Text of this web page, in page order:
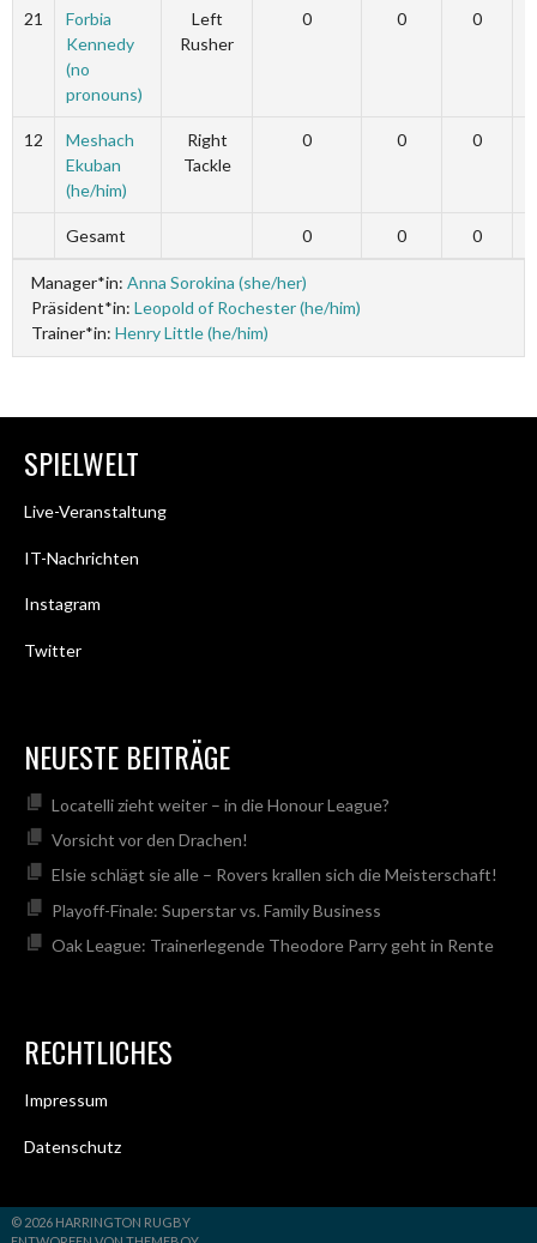
21
Forbia
Kennedy
(no
pronouns)
Left
Rusher
0 0 0
12
Meshach
Ekuban
(he/him)
Right
Tackle
0 0 0
Gesamt 0 0 0
Manager*in: Anna Sorokina (she/her)
Präsident*in: Leopold of Rochester (he/him)
Trainer*in: Henry Little (he/him)
SPIELWELT
Live-Veranstaltung
IT-Nachrichten
Instagram
Twitter
NEUESTE BEITRÄGE
Locatelli zieht weiter – in die Honour League?
Vorsicht vor den Drachen!
Elsie schlägt sie alle – Rovers krallen sich die Meisterschaft!
Playoff-Finale: Superstar vs. Family Business
Oak League: Trainerlegende Theodore Parry geht in Rente
RECHTLICHES
Impressum
Datenschutz
© 2026 HARRINGTON RUGBY